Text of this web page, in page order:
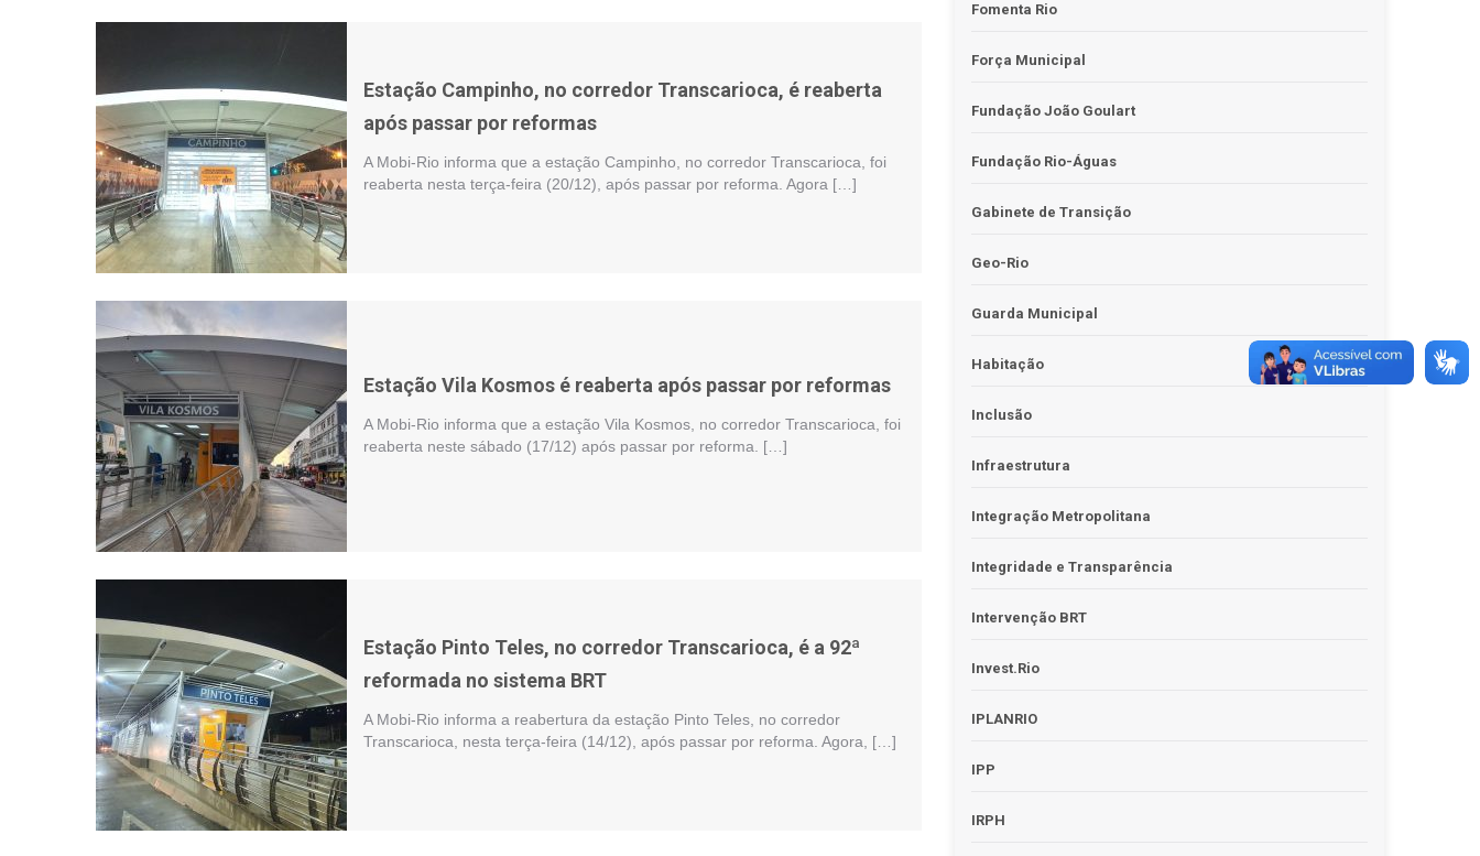
Estação Campinho, no corredor Transcarioca, é reaberta
após passar por reformas
A Mobi-Rio informa que a estação Campinho, no corredor Transcarioca, foi
reaberta nesta terça-feira (20/12), após passar por reforma. Agora […]
Estação Vila Kosmos é reaberta após passar por reformas
A Mobi-Rio informa que a estação Vila Kosmos, no corredor Transcarioca, foi
reaberta neste sábado (17/12) após passar por reforma. […]
Estação Pinto Teles, no corredor Transcarioca, é a 92ª
reformada no sistema BRT
A Mobi-Rio informa a reabertura da estação Pinto Teles, no corredor
Transcarioca, nesta terça-feira (14/12), após passar por reforma. Agora, […]
Fomenta Rio
Força Municipal
Fundação João Goulart
Fundação Rio-Águas
Gabinete de Transição
Geo-Rio
Guarda Municipal
Habitação
Inclusão
Infraestrutura
Integração Metropolitana
Integridade e Transparência
Intervenção BRT
Invest.Rio
IPLANRIO
IPP
IRPH